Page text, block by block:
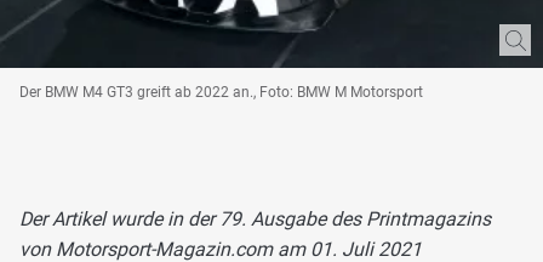
Der BMW M4 GT3 greift ab 2022 an., Foto: BMW M Motorsport
Der Artikel wurde in der 79. Ausgabe des Printmagazins
von Motorsport-Magazin.com am 01. Juli 2021